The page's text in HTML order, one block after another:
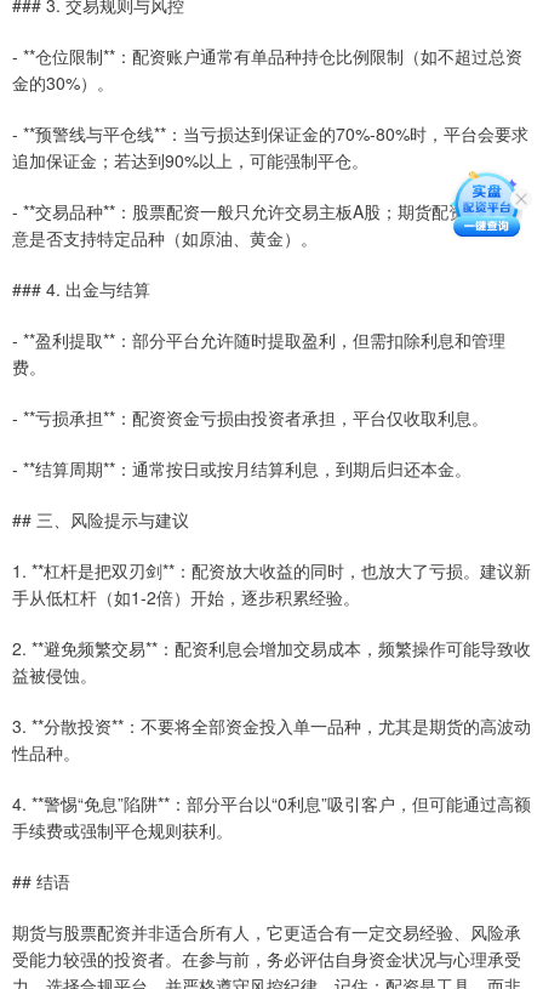
- **仓位限制**：配资账户通常有单品种持仓比例限制（如不超过总资
金的30%）。
- **预警线与平仓线**：当亏损达到保证金的70%-80%时，平台会要求
追加保证金；若达到90%以上，可能强制平仓。
- **交易品种**：股票配资一般只允许交易主板A股；期货配资则需注
意是否支持特定品种（如原油、黄金）。
### 4. 出金与结算
- **盈利提取**：部分平台允许随时提取盈利，但需扣除利息和管理
费。
- **亏损承担**：配资资金亏损由投资者承担，平台仅收取利息。
- **结算周期**：通常按日或按月结算利息，到期后归还本金。
## 三、风险提示与建议
1. **杠杆是把双刃剑**：配资放大收益的同时，也放大了亏损。建议新
手从低杠杆（如1-2倍）开始，逐步积累经验。
2. **避免频繁交易**：配资利息会增加交易成本，频繁操作可能导致收
益被侵蚀。
3. **分散投资**：不要将全部资金投入单一品种，尤其是期货的高波动
性品种。
4. **警惕“免息”陷阱**：部分平台以“0利息”吸引客户，但可能通过高额
手续费或强制平仓规则获利。
## 结语
期货与股票配资并非适合所有人，它更适合有一定交易经验、风险承
受能力较强的投资者。在参与前，务必评估自身资金状况与心理承受